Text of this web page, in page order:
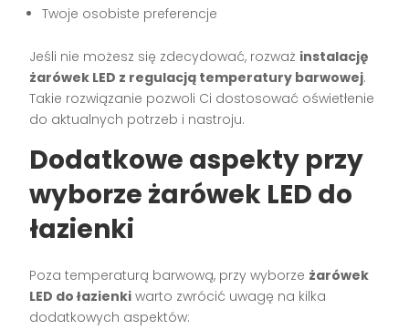
Twoje osobiste preferencje
Jeśli nie możesz się zdecydować, rozważ instalację
żarówek LED z regulacją temperatury barwowej.
Takie rozwiązanie pozwoli Ci dostosować oświetłenie
do aktualnych potrzeb i nastroju.
Dodatkowe aspekty przy
wyborze żarówek LED do
łazienki
Poza temperaturą barwową, przy wyborze żarówek
LED do łazienki warto zwrócić uwagę na kilka
dodatkowych aspektów: